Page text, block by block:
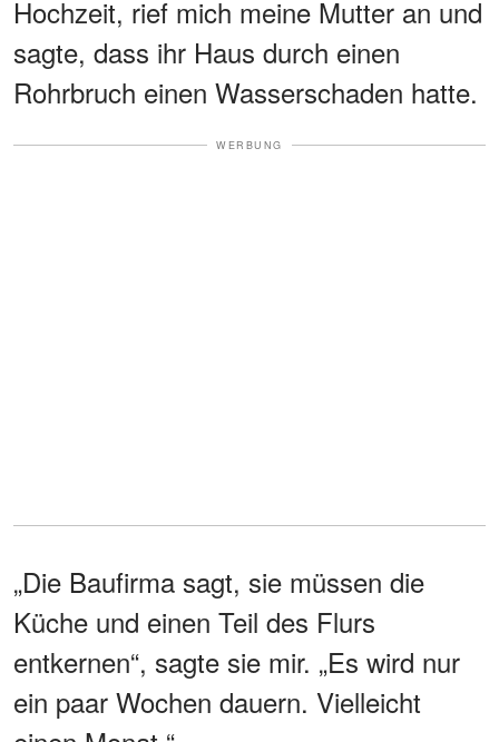
Hochzeit, rief mich meine Mutter an und
sagte, dass ihr Haus durch einen
Rohrbruch einen Wasserschaden hatte.
WERBUNG
„Die Baufirma sagt, sie müssen die
Küche und einen Teil des Flurs
entkernen“, sagte sie mir. „Es wird nur
ein paar Wochen dauern. Vielleicht